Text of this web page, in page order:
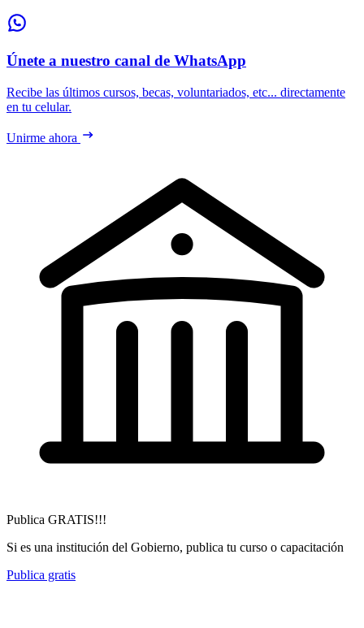
Únete a nuestro canal de WhatsApp
Recibe las últimos cursos, becas, voluntariados, etc... directamente
en tu celular.
Unirme ahora
Publica GRATIS!!!
Si es una institución del Gobierno, publica tu curso o capacitación
Publica gratis